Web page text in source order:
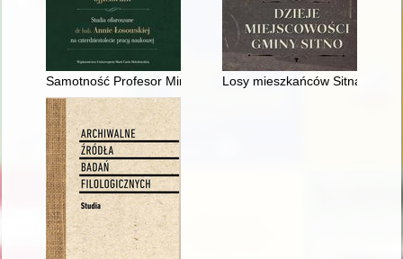
Samotność Profesor Mirosławy Zakrzewskiej-Dubasowej : o
Losy mieszkańców Sitna i